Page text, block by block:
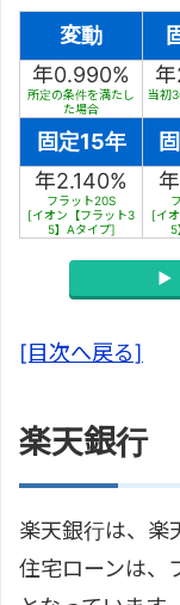
変動
年0.990%
所定の条件を満たし
た場合
当初
固定15年
年2.140%
フラット20S
[イオン【フラット3
5】Aタイプ]
[イ
5
[目次へ戻る]
楽天銀行
楽天銀行は、楽
住宅ローンは、